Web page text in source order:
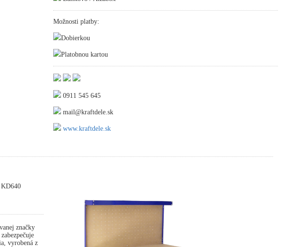
Možnosti platby:
Dobierkou
Platobnou kartou
0911 545 645
mail@kraftdele.sk
www.kraftdele.sk
KD640
značky
vyrobená z